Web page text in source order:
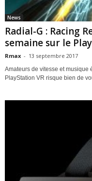
News
Radial-G : Racing
semaine sur le
Rmax - 13 septembre 2017
Amateurs de vitesse et musique
PlayStation VR risque bien de